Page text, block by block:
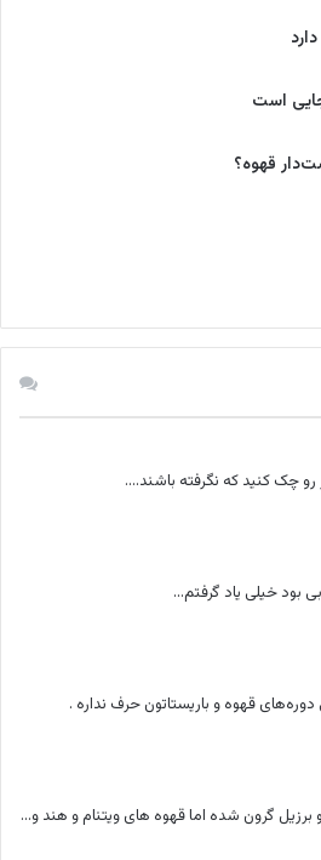
است
قهوه؟
چک کنید که نگرفته باشند....
بود خیلی یاد گرفتم...
قهوه و باریستاتون حرف نداره .
برزیل گرون شده اما قهوه های ویتنام و هند و...